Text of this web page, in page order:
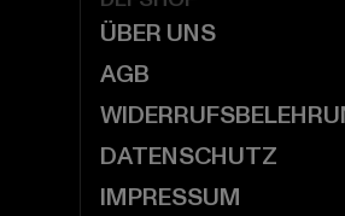
ÜBER UNS
AGB
DATENSCHUTZ
IMPRESSUM